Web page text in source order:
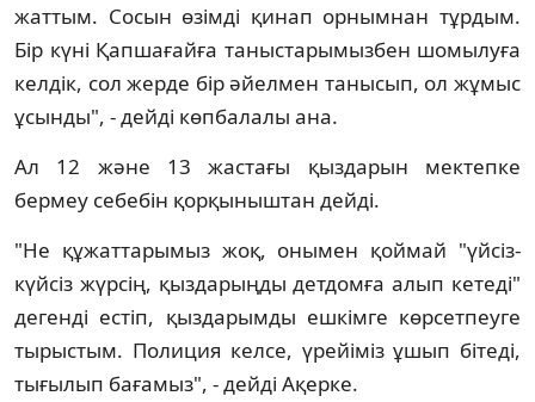
жаттым. Сосын өзімді қинап орнымнан тұрдым.
Бір күні Қапшағайға таныстарымызбен шомылуға
келдік, сол жерде бір әйелмен танысып, ол жұмыс
ұсынды", - дейді көпбалалы ана.
Ал 12 және 13 жастағы қыздарын мектепке
бермеу себебін қорқыныштан дейді.
"Не құжаттарымыз жоқ, онымен қоймай "үйсіз-
күйсіз жүрсің, қыздарыңды детдомға алып кетеді"
дегенді естіп, қыздарымды ешкімге көрсетпеуге
тырыстым. Полиция келсе, үрейіміз ұшып бітеді,
тығылып бағамыз", - дейді Ақерке.